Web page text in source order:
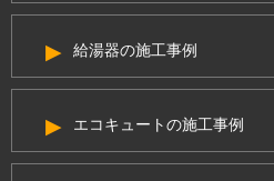
給湯器の施工事例
エコキュートの施工事例